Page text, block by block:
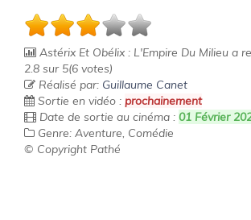
Astérix Et Obélix : L'Empire Du Milieu a
2.8 sur 5(6 votes)
Réalisé par: Guillaume Canet
Sortie en vidéo : prochainement
Date de sortie au cinéma : 01 Février
Genre: Aventure, Comédie
© Copyright Pathé